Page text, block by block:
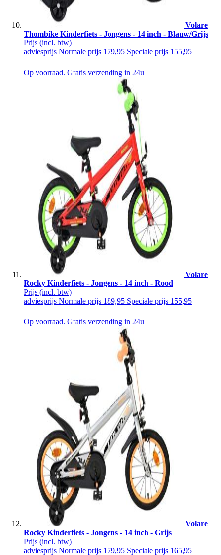
Volare
Thombike Kinderfiets - Jongens - 14 inch - Blauw/Grijs
Prijs (incl. btw)
adviesprijs Normale prijs 179,95 Speciale prijs 155,95
Op voorraad. Gratis verzending in 24u
Volare
Rocky Kinderfiets - Jongens - 14 inch - Rood
Prijs (incl. btw)
adviesprijs Normale prijs 189,95 Speciale prijs 155,95
Op voorraad. Gratis verzending in 24u
Volare
Rocky Kinderfiets - Jongens - 14 inch - Grijs
Prijs (incl. btw)
adviesprijs Normale prijs 179,95 Speciale prijs 165,95